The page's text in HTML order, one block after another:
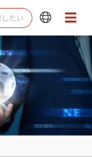
Main
Menu
Main
Menu